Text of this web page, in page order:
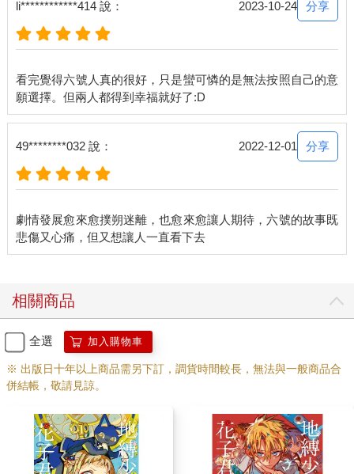
li************414 說： 2023-10-24 分享
看完覺得六號人真的很好，只是蠻可憐的是無法按照自己的意
49********032 說： 2022-12-01 分享
劇情發展愈來愈撲朔迷離，也愈來愈讓人期待，六號的故事既
悲傷又心痛，但又想讓人一直看下去
相關商品
全選 加入購物車
※ 出版日十年以上商品需另下訂，調貨時間較長，無法與一般商品合
併結帳，敬請見諒。